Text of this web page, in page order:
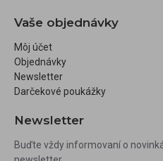
Vaše objednávky
Môj účet
Objednávky
Newsletter
Darčekové poukážky
Newsletter
Buďte vždy informovaní o